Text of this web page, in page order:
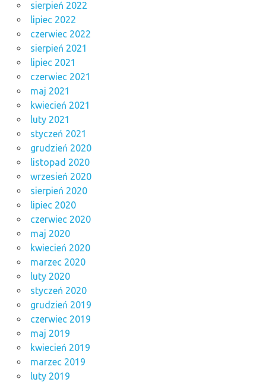
sierpień 2022
lipiec 2022
czerwiec 2022
sierpień 2021
lipiec 2021
czerwiec 2021
maj 2021
kwiecień 2021
luty 2021
styczeń 2021
grudzień 2020
listopad 2020
wrzesień 2020
sierpień 2020
lipiec 2020
czerwiec 2020
maj 2020
kwiecień 2020
marzec 2020
luty 2020
styczeń 2020
grudzień 2019
czerwiec 2019
maj 2019
kwiecień 2019
marzec 2019
luty 2019